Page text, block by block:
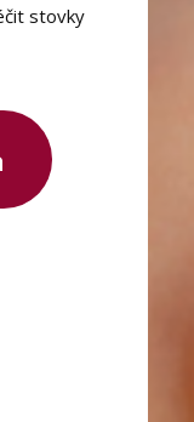
stovky